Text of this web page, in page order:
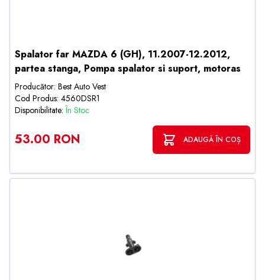
Spalator far MAZDA 6 (GH), 11.2007-12.2012,
partea stanga, Pompa spalator si suport, motoras
Producător: Best Auto Vest
Cod Produs: 4560DSR1
Disponibilitate:În Stoc
53.00 RON ADAUGĂ ÎN COȘ